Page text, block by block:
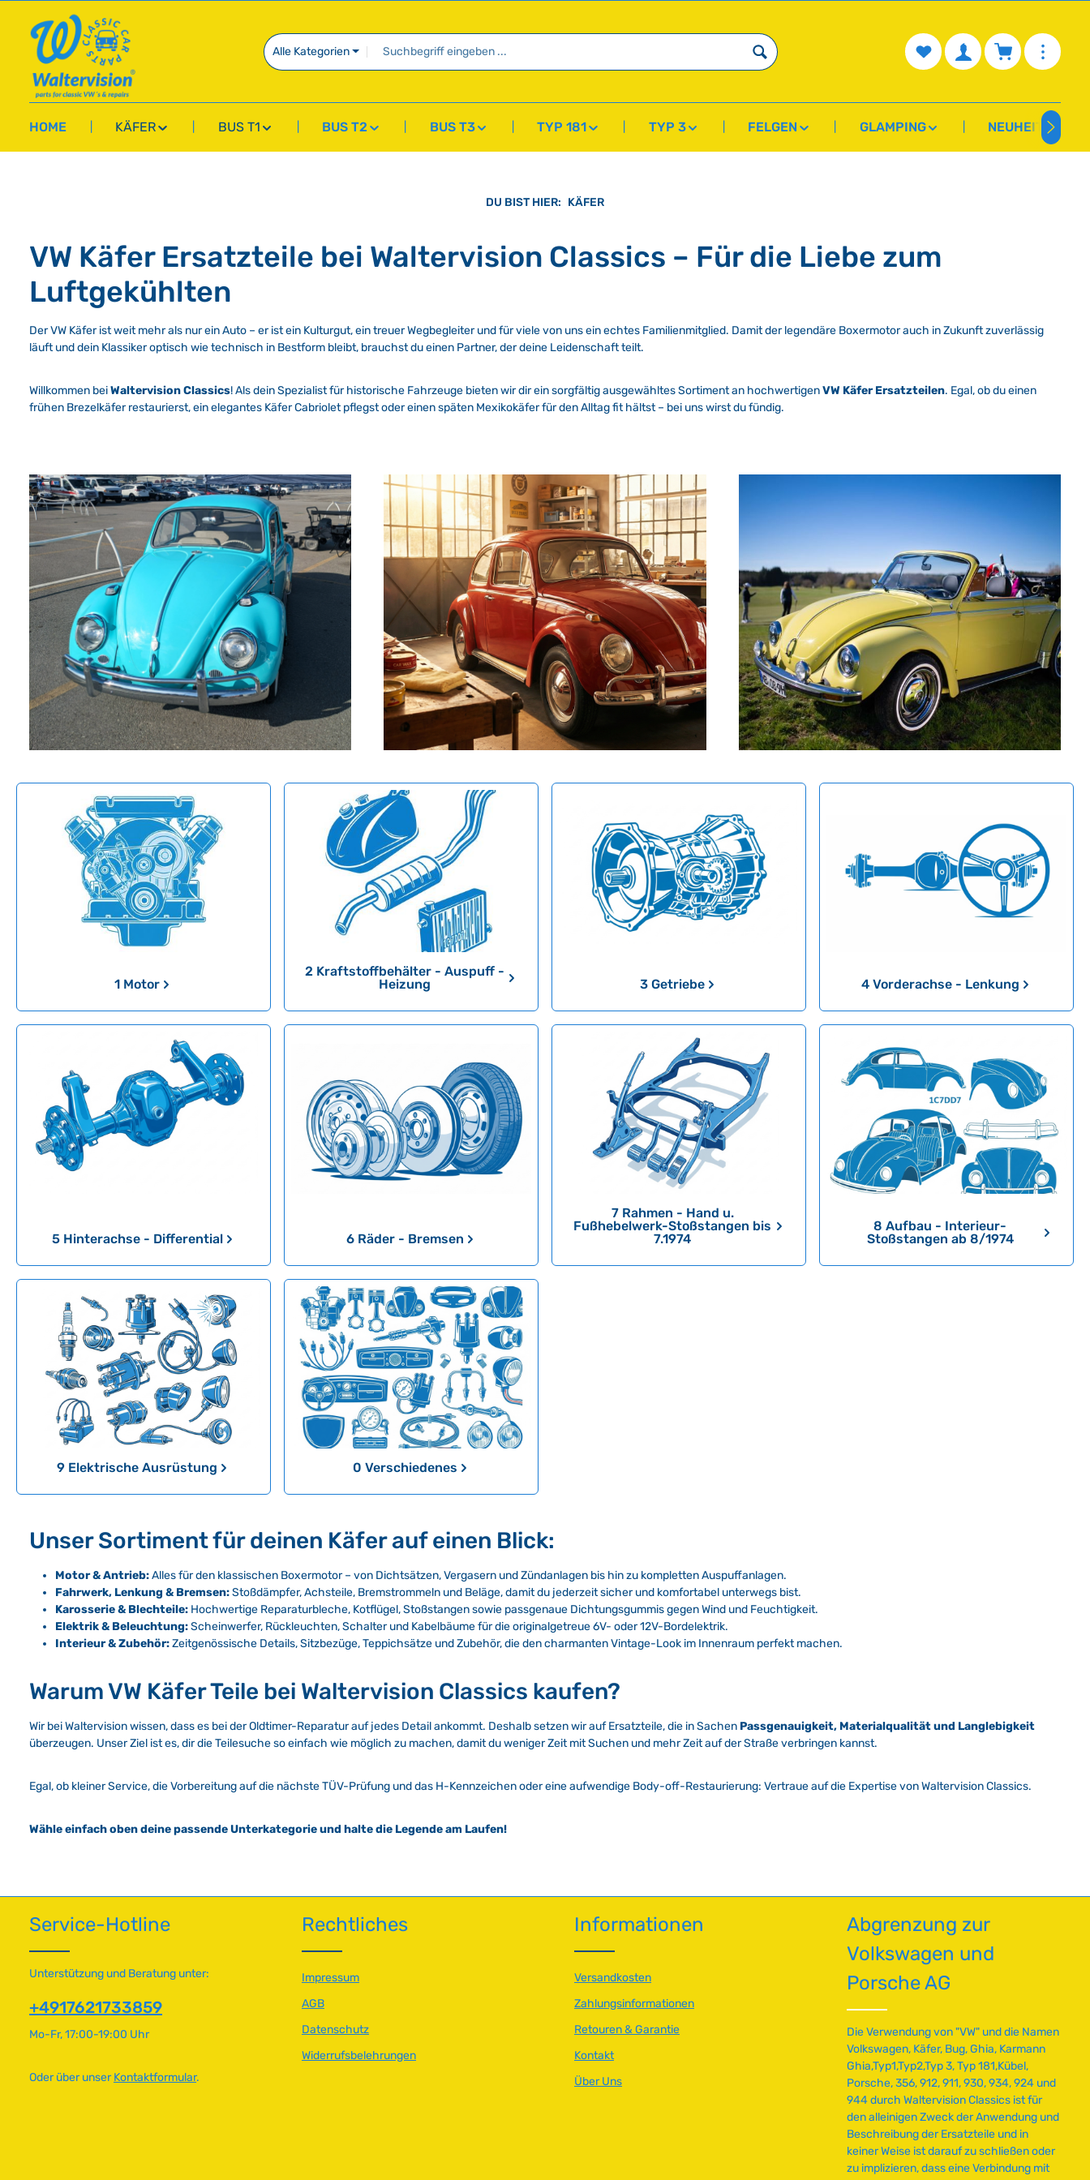
Zur Hauptnavigation springen
Alle Kategorien
Du hast 0 Produkte auf dem
Warenkorb
HOME KÄFER BUS T1 BUS T2 BUS T3 TYP 181 TYP 3 FELGEN GLAMPING NEUHEITEN
DU BIST HIER: KÄFER
VW Käfer Ersatzteile bei Waltervision Classics – Für die Liebe zum
Luftgekühlten
Der VW Käfer ist weit mehr als nur ein Auto – er ist ein Kulturgut, ein treuer Wegbegleiter und für viele von uns ein echtes Familienmitglied. Damit der legendäre Boxermotor auch in Zukunft zuverlässig
läuft und dein Klassiker optisch wie technisch in Bestform bleibt, brauchst du einen Partner, der deine Leidenschaft teilt.
Willkommen beiWaltervision Classics! Als dein Spezialist für historische Fahrzeuge bieten wir dir ein sorgfältig ausgewähltes Sortiment an hochwertigenVW Käfer Ersatzteilen. Egal, ob du einen
frühen Brezelkäfer restaurierst, ein elegantes Käfer Cabriolet pflegst oder einen späten Mexikokäfer für den Alltag fit hältst – bei uns wirst du fündig.
Kategoriegalerie überspringen
1 Motor
2 Kraftstoffbehälter - Auspuff -
Heizung
3 Getriebe 4 Vorderachse - Lenkung
5 Hinterachse - Differential 6 Räder - Bremsen
7 Rahmen - Hand u.
Fußhebelwerk-Stoßstangen bis
7.1974
8 Aufbau - Interieur-
Stoßstangen ab 8/1974
9 Elektrische Ausrüstung 0 Verschiedenes
Unser Sortiment für deinen Käfer auf einen Blick:
Motor & Antrieb:Alles für den klassischen Boxermotor – von Dichtsätzen, Vergasern und Zündanlagen bis hin zu kompletten Auspuffanlagen.
Fahrwerk, Lenkung & Bremsen:Stoßdämpfer, Achsteile, Bremstrommeln und Beläge, damit du jederzeit sicher und komfortabel unterwegs bist.
Karosserie & Blechteile: Hochwertige Reparaturbleche, Kotflügel, Stoßstangen sowie passgenaue Dichtungsgummis gegen Wind und Feuchtigkeit.
Elektrik & Beleuchtung:Scheinwerfer, Rückleuchten, Schalter und Kabelbäume für die originalgetreue 6V- oder 12V-Bordelektrik.
Interieur & Zubehör:Zeitgenössische Details, Sitzbezüge, Teppichsätze und Zubehör, die den charmanten Vintage-Look im Innenraum perfekt machen.
Warum VW Käfer Teile bei Waltervision Classics kaufen?
Wir bei Waltervision wissen, dass es bei der Oldtimer-Reparatur auf jedes Detail ankommt. Deshalb setzen wir auf Ersatzteile, die in Sachen Passgenauigkeit, Materialqualität und Langlebigkeit
überzeugen. Unser Ziel ist es, dir die Teilesuche so einfach wie möglich zu machen, damit du weniger Zeit mit Suchen und mehr Zeit auf der Straße verbringen kannst.
Egal, ob kleiner Service, die Vorbereitung auf die nächste TÜV-Prüfung und das H-Kennzeichen oder eine aufwendige Body-off-Restaurierung: Vertraue auf die Expertise von Waltervision Classics.
Wähle einfach oben deine passende Unterkategorie und halte die Legende am Laufen!
Service-Hotline
Unterstützung und Beratung unter:
+4917621733859
Mo-Fr, 17:00-19:00 Uhr
Oder über unserKontaktformular.
Rechtliches
Impressum
AGB
Datenschutz
Widerrufsbelehrungen
Informationen
Versandkosten
Zahlungsinformationen
Retouren & Garantie
Kontakt
Über Uns
Abgrenzung zur
Volkswagen und
Porsche AG
Die Verwendung von "VW" und die Namen
Volkswagen, Käfer, Bug, Ghia, Karmann
Ghia,Typ1,Typ2,Typ 3, Typ 181,Kübel,
Porsche, 356, 912, 911, 930, 934, 924 und
944 durch Waltervision Classics ist für
den alleinigen Zweck der Anwendung und
Beschreibung der Ersatzteile und in
keiner Weise ist darauf zu schließen oder
zu implizieren, dass eine Verbindung mit